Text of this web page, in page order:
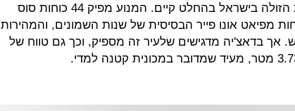
ככל הנראה החשמלית הזולה בישראל בהחלט קיים. המנוע מפיק 44 כוחות סוס
מפיאט אונו פייר הבסיסית של שנות השמונים, והמהירות
היא 125 קמ"ש. אך בדאצ'יה מדגישים שלעיר זה מספיק, וכך גם טווח של